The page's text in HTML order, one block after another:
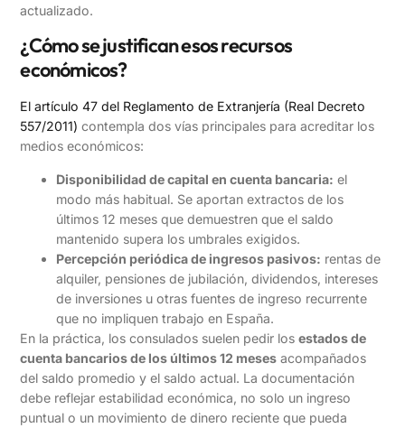
actualizado.
¿Cómo se justifican esos recursos
económicos?
El artículo 47 del Reglamento de Extranjería (Real Decreto
557/2011) contempla dos vías principales para acreditar los
medios económicos:
Disponibilidad de capital en cuenta bancaria: el
modo más habitual. Se aportan extractos de los
últimos 12 meses que demuestren que el saldo
mantenido supera los umbrales exigidos.
Percepción periódica de ingresos pasivos: rentas de
alquiler, pensiones de jubilación, dividendos, intereses
de inversiones u otras fuentes de ingreso recurrente
que no impliquen trabajo en España.
En la práctica, los consulados suelen pedir losestados de
cuenta bancarios de los últimos 12 meses acompañados
del saldo promedio y el saldo actual. La documentación
debe reflejar estabilidad económica, no solo un ingreso
puntual o un movimiento de dinero reciente que pueda